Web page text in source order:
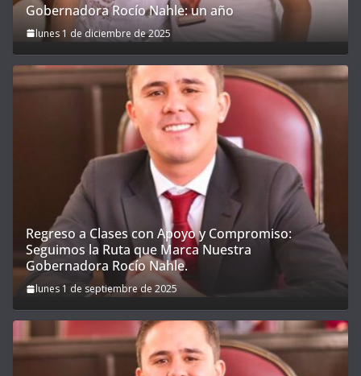
Gobernadora Rocío Nahle: un año
lunes 1 de diciembre de 2025
Regreso a Clases con Apoyo y Compromiso:
Seguimos la Ruta que Marca Nuestra
Gobernadora Rocío Nahle.
lunes 1 de septiembre de 2025